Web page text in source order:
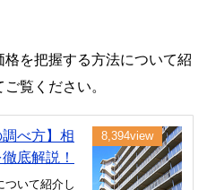
を把握する方法について紹
覧ください。
調べ方】相
底解説！
ついて紹介し
8,394view